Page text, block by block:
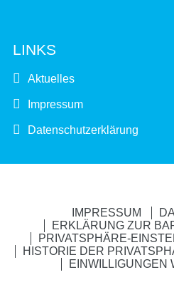
LINKS
Aktuelles
Impressum
Datenschutzerklärung
IMPRESSUM
ERKLÄRUNG ZUR
PRIVATSPHÄRE-
HISTORIE DER
EINWILLIGUNGEN